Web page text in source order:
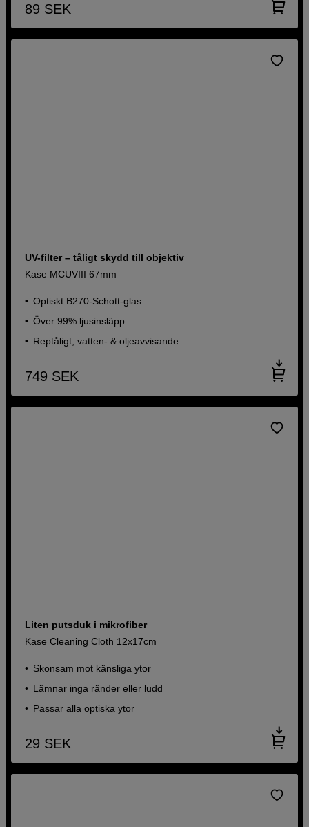
89 SEK
UV-filter – tåligt skydd till objektiv
Kase MCUVIII 67mm
Optiskt B270-Schott-glas
Över 99% ljusinsläpp
Reptåligt, vatten- & oljeavvisande
749 SEK
Liten putsduk i mikrofiber
Kase Cleaning Cloth 12x17cm
Skonsam mot känsliga ytor
Lämnar inga ränder eller ludd
Passar alla optiska ytor
29 SEK